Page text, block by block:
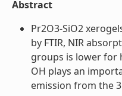
Abstract
Pr2O3-SiO2
by FTIR, NIR
groups is lower for
OH plays an
emission from the